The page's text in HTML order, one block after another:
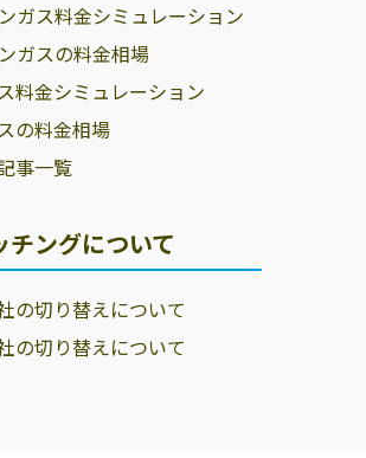
ガス料金シミュレーション
ガスの料金相場
料金シミュレーション
の料金相場
事一覧
チングについて
の切り替えについて
の切り替えについて